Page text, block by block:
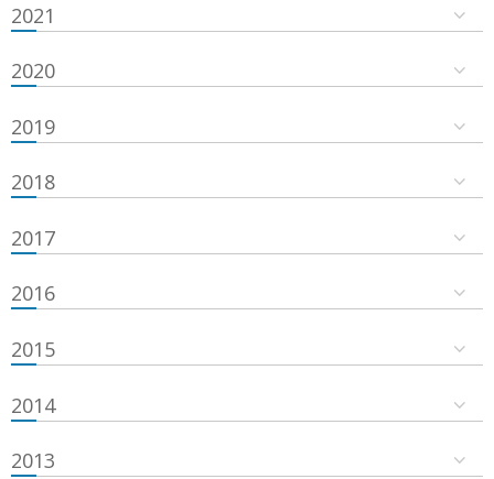
2021
2020
2019
2018
2017
2016
2015
2014
2013